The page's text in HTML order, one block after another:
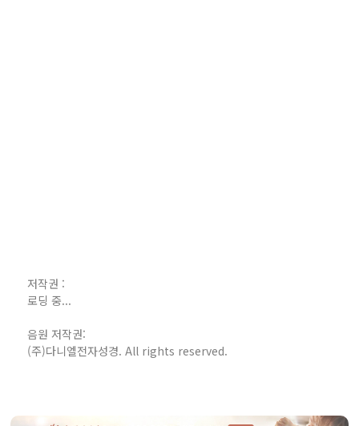
저작권 :
로딩 중...
음원 저작권:
(주)다니엘전자성경. All rights reserved.